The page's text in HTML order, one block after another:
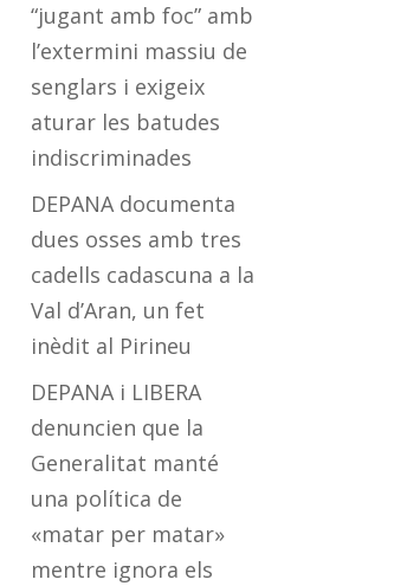
“jugant amb foc” amb
l’extermini massiu de
senglars i exigeix
aturar les batudes
indiscriminades
DEPANA documenta
dues osses amb tres
cadells cadascuna a la
Val d’Aran, un fet
inèdit al Pirineu
DEPANA i LIBERA
denuncien que la
Generalitat manté
una política de
«matar per matar»
mentre ignora els